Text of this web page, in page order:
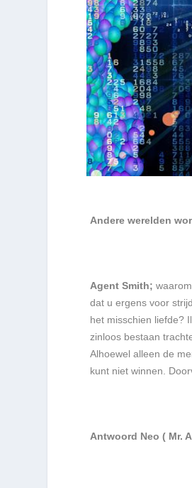
Andere werelden
Agent Smith;
dat u ergens voor
het misschien liefde?
zinloos bestaan
Alhoewel alleen de
kunt niet winnen.
Antwoord Neo ( Mr.